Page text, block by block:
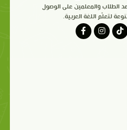
الطلاب والمعلمين على الوصول
لتعلّم اللغة العربية.